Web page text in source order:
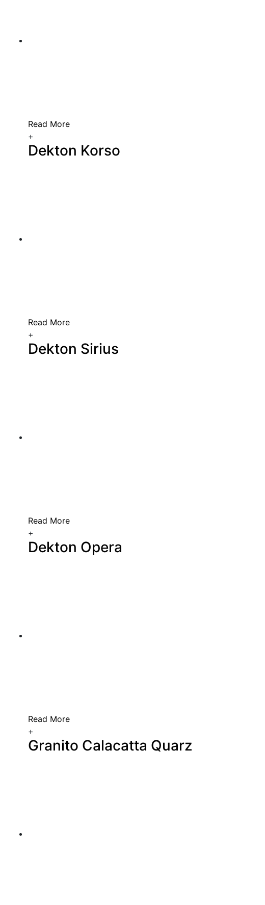
Read More
+
Dekton Korso
Read More
+
Dekton Sirius
Read More
+
Dekton Opera
Read More
+
Granito Calacatta Quarz